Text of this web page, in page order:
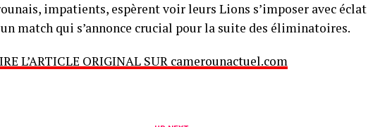
impatients, espèrent voir leurs Lions s’imposer avec éclat
match qui s’annonce crucial pour la suite des éliminatoires.
L’ARTICLE ORIGINAL SUR camerounactuel.com